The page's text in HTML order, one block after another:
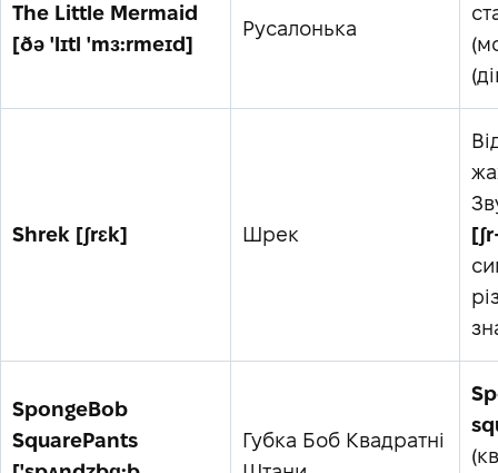
The Little Mermaid
[ðə 'lɪtl 'mɜ:rmeɪd]
Русалонька
Shrek [ʃrɛk] Шрек
SpongeBob
SquarePants
Губка Боб Квадратні